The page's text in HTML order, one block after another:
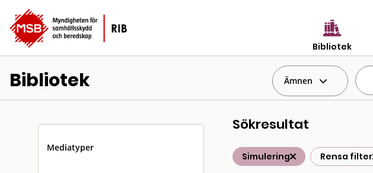
Bibliotek
Bibliotek Ämnen
Mediatyper
Sökresultat
Simulering Rensa filter